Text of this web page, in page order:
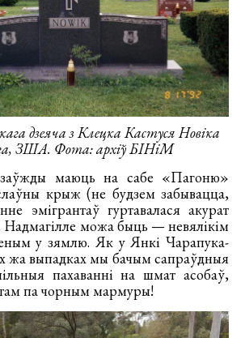
дзеяча з Клецка Кастуся Новіка
ЗША. Фота: архіў БІНіМ
заўжды маюць на сабе «Пагоню»
крыж (не будзем забывацца,
эмігрантаў гуртавалася акурат
Надмагілле можа быць — невялікім
у зямлю. Як у Янкі Чарапука-
жа выпадках мы бачым сапраўдныя
пахаванні на шмат асобаў,
па чорным мармуры!